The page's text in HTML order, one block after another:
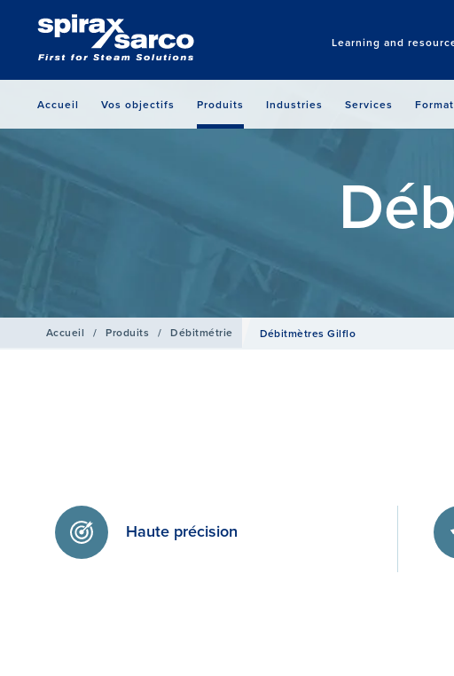
Learning and
Accueil Vos objectifs Produits Industries Services
Accueil / Produits / Débitmétrie Débitmètres Gilflo
Haute précision